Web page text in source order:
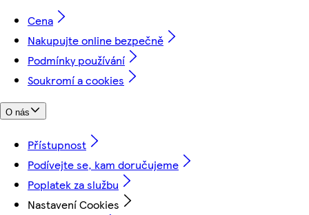
Cena
Nakupujte online bezpečně
Podmínky používání
Soukromí a cookies
O nás
Přístupnost
Podívejte se, kam doručujeme
Poplatek za službu
Nastavení Cookies